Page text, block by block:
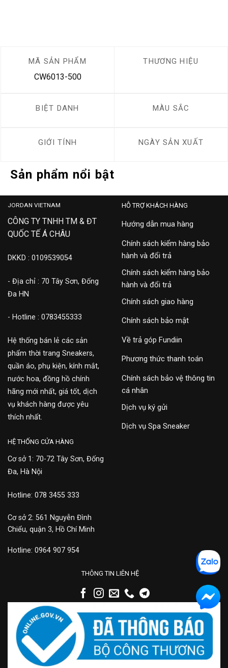
MÃ SẢN PHẨM
CW6013-500
THƯƠNG HIỆU
BIỆT DANH MÀU SẮC
GIỚI TÍNH NGÀY SẢN XUẤT
Sản phẩm nổi bật
JORDAN VIETNAM
CÔNG TY TNHH TM & ĐT
QUỐC TẾ Á CHÂU
DKKD : 0109539054
- Địa chỉ : 70 Tây Sơn, Đống
Đa HN
- Hotline : 0783455333
Hệ thống bán lẻ các sản
phẩm thời trang Sneakers,
quần áo, phụ kiện, kính mắt,
nước hoa, đồng hồ chính
hãng mới nhất, giá tốt, dịch
vụ khách hàng được yêu
thích nhất.
HỖ TRỢ KHÁCH HÀNG
Hướng dẫn mua hàng
Chính sách kiểm hàng bảo
hành và đổi trả
Chính sách kiểm hàng bảo
hành và đổi trả
Chính sách giao hàng
Chính sách bảo mật
Về trả góp Fundiin
Phương thức thanh toán
Chính sách bảo vệ thông tin
cá nhân
Dịch vụ ký gửi
Dịch vụ Spa Sneaker
HỆ THỐNG CỬA HÀNG
Cơ sở 1: 70-72 Tây Sơn, Đống
Đa, Hà Nội
Hotline: 078 3455 333
Cơ sở 2: 561 Nguyễn Đình
Chiểu, quận 3, Hồ Chí Minh
Hotline: 0964 907 954
THÔNG TIN LIÊN HỆ